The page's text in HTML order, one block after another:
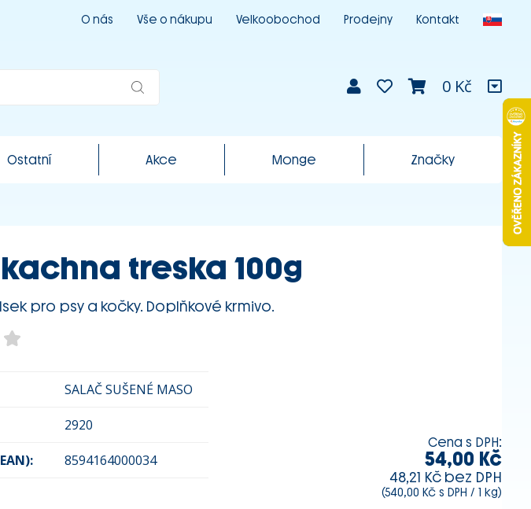
O nás Vše o nákupu Velkoobochod Prodejny Kontakt
0 Kč
Ostatní Akce Monge Značky
treska 100g
pro psy a kočky. Doplňkové krmivo.
SALAČ SUŠENÉ MASO
2920
8594164000034
Cena s DPH:
54,00 Kč
48,21 Kč bez DPH
(540,00 Kč s DPH / 1 kg)